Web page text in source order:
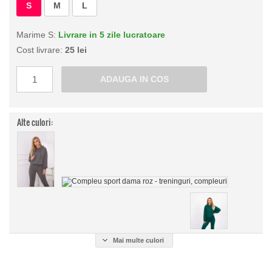
S M L
Marime S: Livrare in 5 zile lucratoare
Cost livrare: 25 lei
Alte culori:
Mai multe culori